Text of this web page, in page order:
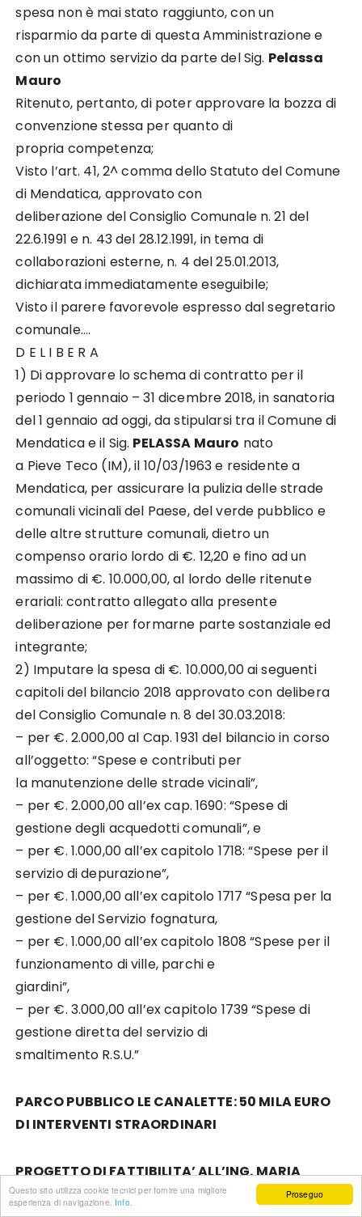
Proseguo
Questo sito utilizza cookie tecnici per fornire una migliore
esperienza di navigazione. Info.
spesa non è mai stato raggiunto, con un
risparmio da parte di questa Amministrazione e
con un ottimo servizio da parte del Sig. Pelassa
Mauro
Ritenuto, pertanto, di poter approvare la bozza di
convenzione stessa per quanto di
propria competenza;
Visto l’art. 41, 2^ comma dello Statuto del Comune
di Mendatica, approvato con
deliberazione del Consiglio Comunale n. 21 del
22.6.1991 e n. 43 del 28.12.1991, in tema di
collaborazioni esterne, n. 4 del 25.01.2013,
dichiarata immediatamente eseguibile;
Visto il parere favorevole espresso dal segretario
comunale….
D E L I B E R A
1) Di approvare lo schema di contratto per il
periodo 1 gennaio – 31 dicembre 2018, in sanatoria
del 1 gennaio ad oggi, da stipularsi tra il Comune di
Mendatica e il Sig. PELASSA Mauro nato
a Pieve Teco (IM), il 10/03/1963 e residente a
Mendatica, per assicurare la pulizia delle strade
comunali vicinali del Paese, del verde pubblico e
delle altre strutture comunali, dietro un
compenso orario lordo di €. 12,20 e fino ad un
massimo di €. 10.000,00, al lordo delle ritenute
erariali: contratto allegato alla presente
deliberazione per formarne parte sostanziale ed
integrante;
2) Imputare la spesa di €. 10.000,00 ai seguenti
capitoli del bilancio 2018 approvato con delibera
del Consiglio Comunale n. 8 del 30.03.2018:
– per €. 2.000,00 al Cap. 1931 del bilancio in corso
all’oggetto: “Spese e contributi per
la manutenzione delle strade vicinali”,
– per €. 2.000,00 all’ex cap. 1690: “Spese di
gestione degli acquedotti comunali”, e
– per €. 1.000,00 all’ex capitolo 1718: “Spese per il
servizio di depurazione”,
– per €. 1.000,00 all’ex capitolo 1717 “Spesa per la
gestione del Servizio fognatura,
– per €. 1.000,00 all’ex capitolo 1808 “Spese per il
funzionamento di ville, parchi e
giardini”,
– per €. 3.000,00 all’ex capitolo 1739 “Spese di
gestione diretta del servizio di
smaltimento R.S.U.”
PARCO PUBBLICO LE CANALETTE: 50 MILA EURO
DI INTERVENTI STRAORDINARI
PROGETTO DI FATTIBILITA’ ALL’ING. MARIA
RAMELLA E AL GEOM.FRANCESCO MEOLI